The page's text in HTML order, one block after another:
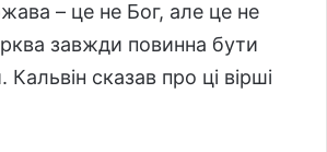
– це не Бог, але це не
завжди повинна бути
сказав про ці вірші